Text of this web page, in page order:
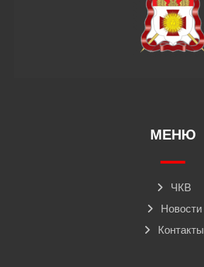
МЕНЮ
ЧКВ
Новости
Контакты